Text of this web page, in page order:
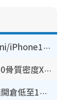
豐澤優惠勁減低至44折！Mac mini/iPhone17Pro大減價！廚房家電$220起
港大推賽馬會強化骨骼計劃！$100骨質密度X光檢查 完成免費運動訓練送超市禮券！附參加資格
開倉優惠 | 尖沙咀海港城名牌波鞋開倉低至1折！On鞋$899起／Joy&Peace鞋履$98起